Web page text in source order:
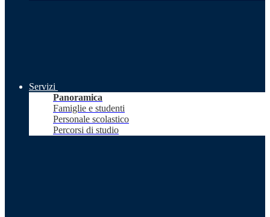
Servizi
Panoramica
Famiglie e studenti
Personale scolastico
Percorsi di studio